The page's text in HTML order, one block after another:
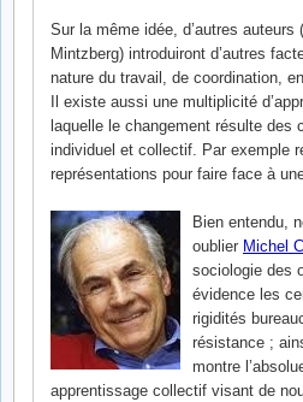
Sur la même idée, d’autres auteurs
Mintzberg) introduiront d’autres
nature du travail, de coordination,
Il existe aussi une multiplicité
laquelle le changement résulte des
individuel et collectif. Par exemple
représentations pour faire face à
Bien entendu,
oublier Michel
sociologie des
évidence les
rigidités
résistance ;
montre
apprentissage collectif visant de